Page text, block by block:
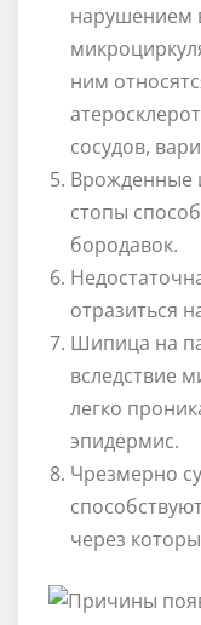
нарушением
ним
сосудов,
Врожденные
стопы
бородавок.
отразиться
Шипица на
вследствие
легко
эпидермис.
Чрезмерно
через